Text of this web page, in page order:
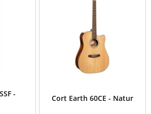
-
Cort Earth 60CE - Natur